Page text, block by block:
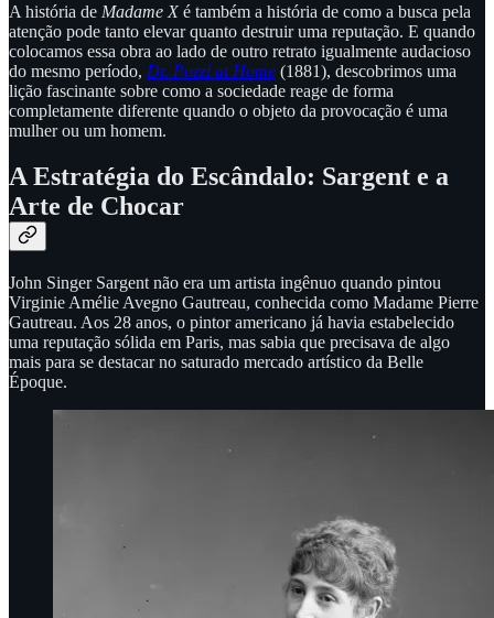
A história de Madame Xé também a história de como a busca pela
atenção pode tanto elevar quanto destruir uma reputação. E quando
colocamos essa obra ao lado de outro retrato igualmente audacioso
do mesmo período, Dr. Pozzi at Home (1881), descobrimos uma
lição fascinante sobre como a sociedade reage de forma
completamente diferente quando o objeto da provocação é uma
mulher ou um homem.
A Estratégia do Escândalo: Sargent e a
Arte de Chocar
John Singer Sargent não era um artista ingênuo quando pintou
Virginie Amélie Avegno Gautreau, conhecida como Madame Pierre
Gautreau. Aos 28 anos, o pintor americano já havia estabelecido
uma reputação sólida em Paris, mas sabia que precisava de algo
mais para se destacar no saturado mercado artístico da Belle
Époque.